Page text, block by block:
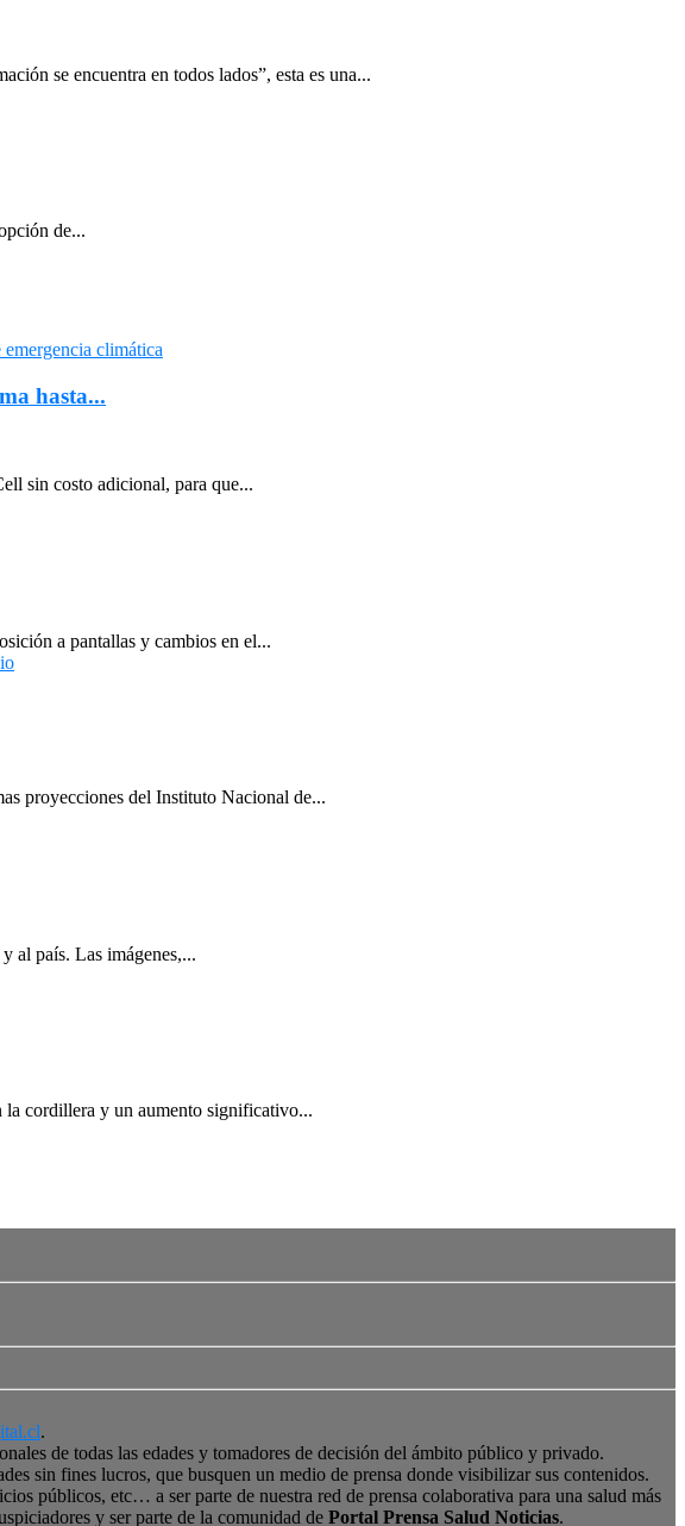
se encuentra en todos lados”, esta es una...
de...
hasta...
sin costo adicional, para que...
a pantallas y cambios en el...
proyecciones del Instituto Nacional de...
al país. Las imágenes,...
la cordillera y un aumento significativo...
.
de todas las edades y tomadores de decisión del ámbito público y privado.
sin fines lucros, que busquen un medio de prensa donde visibilizar sus contenidos.
públicos, etc… a ser parte de nuestra red de prensa colaborativa para una salud más
y ser parte de la comunidad de Portal Prensa Salud Noticias.